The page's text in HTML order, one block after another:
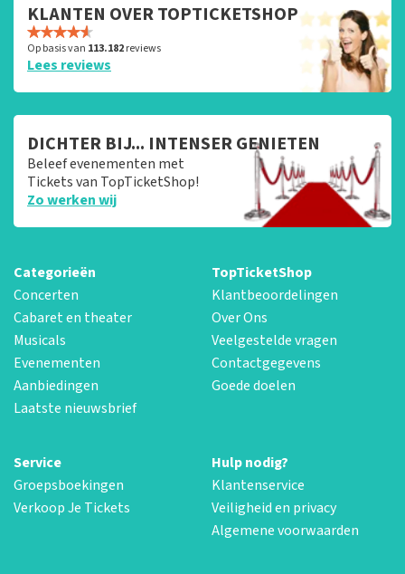
KLANTEN OVER TOPTICKETSHOP
Op basis van 113.182reviews
Lees reviews
DICHTER BIJ... INTENSER GENIETEN
Beleef evenementen met
Tickets van TopTicketShop!
Zo werken wij
Categorieën
Concerten
Cabaret en theater
Musicals
Evenementen
Aanbiedingen
Laatste nieuwsbrief
TopTicketShop
Klantbeoordelingen
Over Ons
Veelgestelde vragen
Contactgegevens
Goede doelen
Service
Groepsboekingen
Verkoop Je Tickets
Hulp nodig?
Klantenservice
Veiligheid en privacy
Algemene voorwaarden